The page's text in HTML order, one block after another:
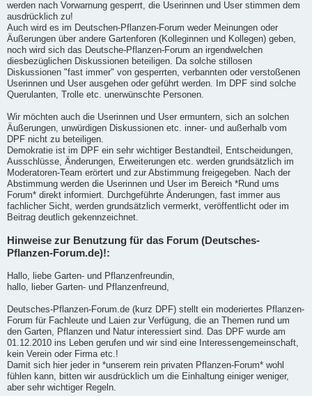
werden nach Vorwarnung gesperrt, die Userinnen und User stimmen dem
ausdrücklich zu!
Auch wird es im Deutschen-Pflanzen-Forum weder Meinungen oder
Äußerungen über andere Gartenforen (Kolleginnen und Kollegen) geben,
noch wird sich das Deutsche-Pflanzen-Forum an irgendwelchen
diesbezüglichen Diskussionen beteiligen. Da solche stillosen
Diskussionen "fast immer" von gesperrten, verbannten oder verstoßenen
Userinnen und User ausgehen oder geführt werden. Im DPF sind solche
Querulanten, Trolle etc. unerwünschte Personen.
Wir möchten auch die Userinnen und User ermuntern, sich an solchen
Äußerungen, unwürdigen Diskussionen etc. inner- und außerhalb vom
DPF nicht zu beteiligen.
Demokratie ist im DPF ein sehr wichtiger Bestandteil, Entscheidungen,
Ausschlüsse, Änderungen, Erweiterungen etc. werden grundsätzlich im
Moderatoren-Team erörtert und zur Abstimmung freigegeben. Nach der
Abstimmung werden die Userinnen und User im Bereich *Rund ums
Forum* direkt informiert. Durchgeführte Änderungen, fast immer aus
fachlicher Sicht, werden grundsätzlich vermerkt, veröffentlicht oder im
Beitrag deutlich gekennzeichnet.
Hinweise zur Benutzung für das Forum (Deutsches-
Pflanzen-Forum.de)!:
Hallo, liebe Garten- und Pflanzenfreundin,
hallo, lieber Garten- und Pflanzenfreund,
Deutsches-Pflanzen-Forum.de (kurz DPF) stellt ein moderiertes Pflanzen-
Forum für Fachleute und Laien zur Verfügung, die an Themen rund um
den Garten, Pflanzen und Natur interessiert sind. Das DPF wurde am
01.12.2010 ins Leben gerufen und wir sind eine Interessengemeinschaft,
kein Verein oder Firma etc.!
Damit sich hier jeder in *unserem rein privaten Pflanzen-Forum* wohl
fühlen kann, bitten wir ausdrücklich um die Einhaltung einiger weniger,
aber sehr wichtiger Regeln.